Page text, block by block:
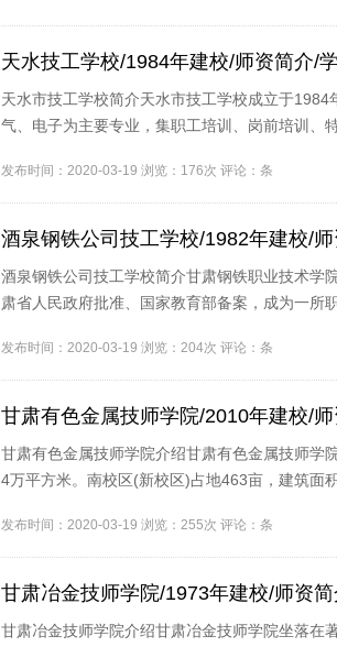
天水技工学校/1984年建校/师资简介/
天水市技工学校简介天水市技工学校成立于
气、电子为主要专业，集职工培训、岗前培训、
发布时间：2020-03-19 浏览：176次 评论：条
酒泉钢铁公司技工学校/1982年建校/
酒泉钢铁公司技工学校简介甘肃钢铁职业技术学
肃省人民政府批准、国家教育部备案，成为一所
发布时间：2020-03-19 浏览：204次 评论：条
甘肃有色金属技师学院/2010年建校/
甘肃有色金属技师学院介绍甘肃有色金属技师学
4万平方米。南校区(新校区)占地463亩，建筑面
发布时间：2020-03-19 浏览：255次 评论：条
甘肃冶金技师学院/1973年建校/师资
甘肃冶金技师学院介绍甘肃冶金技师学院坐落在